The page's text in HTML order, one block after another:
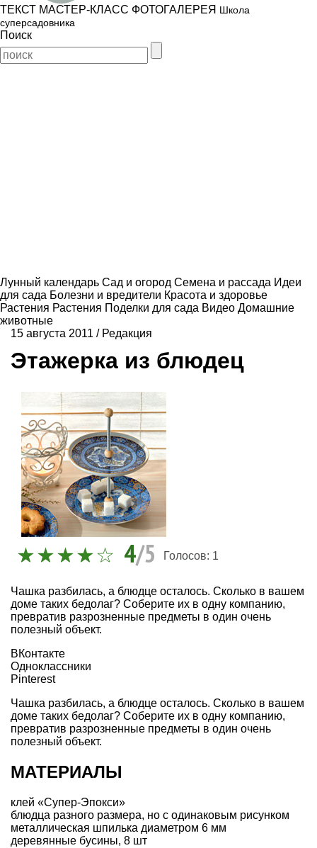
ТЕКСТ МАСТЕР-КЛАСС ФОТОГАЛЕРЕЯ Школа
суперсадовника
Поиск
Лунный календарь Сад и огород Семена и рассада Идеи
для сада Болезни и вредители Красота и здоровье
Растения Растения Поделки для сада Видео Домашние
животные
15 августа 2011 / Редакция
Этажерка из блюдец
4/5 Голосов: 1
Чашка разбилась, а блюдце осталось. Сколько в вашем
доме таких бедолаг? Соберите их в одну компанию,
превратив разрозненные предметы в один очень
полезный объект.
ВКонтакте
Одноклассники
Pinterest
Чашка разбилась, а блюдце осталось. Сколько в вашем
доме таких бедолаг? Соберите их в одну компанию,
превратив разрозненные предметы в один очень
полезный объект.
МАТЕРИАЛЫ
клей «Супер-Эпокси»
блюдца разного размера, но с одинаковым рисунком
металлическая шпилька диаметром 6 мм
деревянные бусины, 8 шт